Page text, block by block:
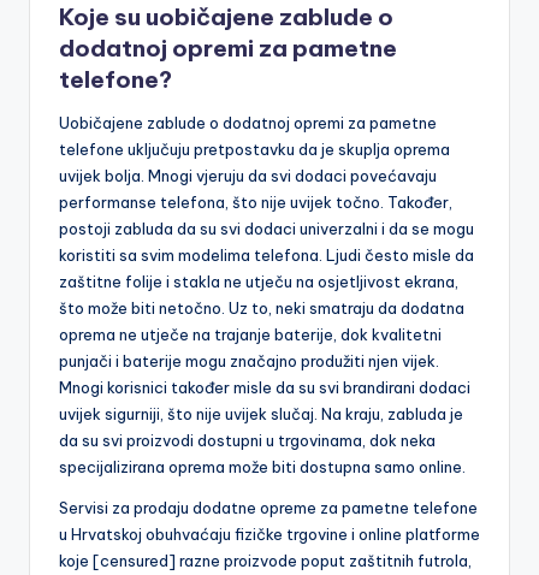
Koje su uobičajene zablude o
dodatnoj opremi za pametne
telefone?
Uobičajene zablude o dodatnoj opremi za pametne
telefone uključuju pretpostavku da je skuplja oprema
uvijek bolja. Mnogi vjeruju da svi dodaci povećavaju
performanse telefona, što nije uvijek točno. Također,
postoji zabluda da su svi dodaci univerzalni i da se mogu
koristiti sa svim modelima telefona. Ljudi često misle da
zaštitne folije i stakla ne utječu na osjetljivost ekrana,
što može biti netočno. Uz to, neki smatraju da dodatna
oprema ne utječe na trajanje baterije, dok kvalitetni
punjači i baterije mogu značajno produžiti njen vijek.
Mnogi korisnici također misle da su svi brandirani dodaci
uvijek sigurniji, što nije uvijek slučaj. Na kraju, zabluda je
da su svi proizvodi dostupni u trgovinama, dok neka
specijalizirana oprema može biti dostupna samo online.
Servisi za prodaju dodatne opreme za pametne telefone
u Hrvatskoj obuhvaćaju fizičke trgovine i online platforme
koje [censured] razne proizvode poput zaštitnih futrola,